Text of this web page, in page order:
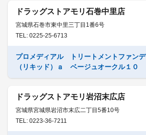
ドラッグストアモリ石巻中里店
宮城県石巻市東中里三丁目1番6号
TEL: 0225-25-6713
プロメディアル トリートメントファンデ
（リキッド）ａ ベージュオークル１０
ドラッグストアモリ岩沼末広店
宮城県宮城県岩沼市末広二丁目5番10号
TEL: 0223-36-7211